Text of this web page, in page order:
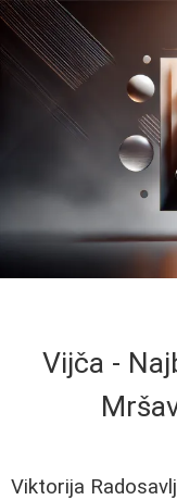
Vijča -
Viktorija